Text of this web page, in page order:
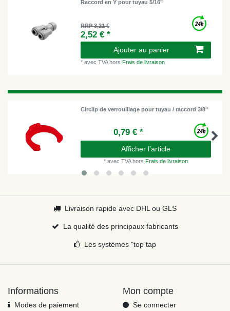
Raccord en Y pour tuyau 5/16"
RRP 3,21 €
2,52 € *
Ajouter au panier
*avec TVAhorsFrais de livraison
Circlip de verrouillage pour tuyau / raccord 3/8"
0,79 € *
Afficher l’article
* avec TVAhors Frais de livraison
Livraison rapide avec DHL ou GLS
La qualité des principaux fabricants
Les systèmes "top tap
Informations
Modes de paiement
Mon compte
Se connecter